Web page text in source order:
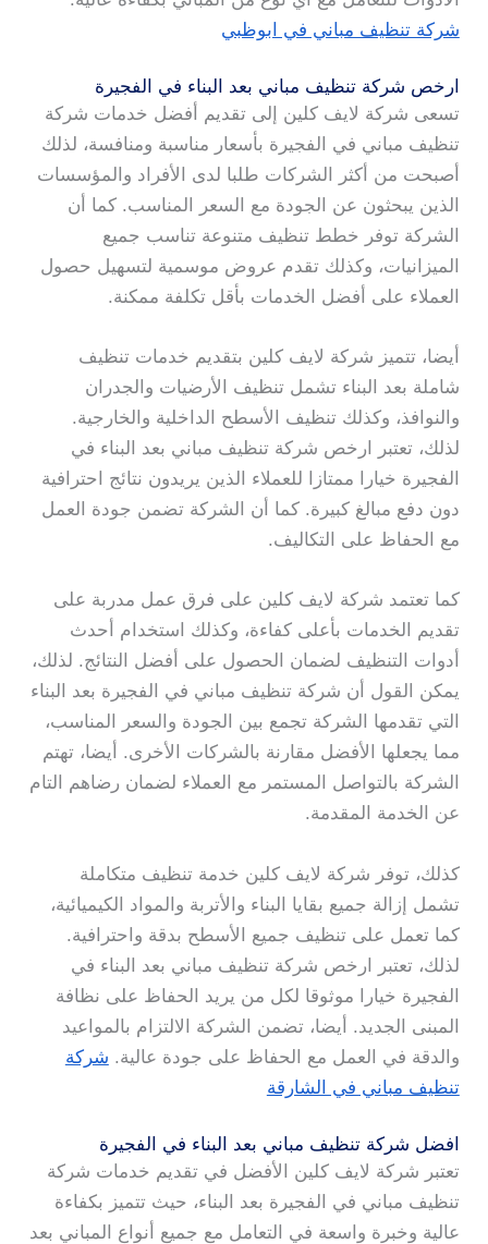
شركة تنظيف مباني في ابوظبي
ارخص شركة تنظيف مباني بعد البناء في الفجيرة
تسعى شركة لايف كلين إلى تقديم أفضل خدمات شركة
تنظيف مباني في الفجيرة بأسعار مناسبة ومنافسة، لذلك
أصبحت من أكثر الشركات طلبا لدى الأفراد والمؤسسات
الذين يبحثون عن الجودة مع السعر المناسب. كما أن
الشركة توفر خطط تنظيف متنوعة تناسب جميع
الميزانيات، وكذلك تقدم عروض موسمية لتسهيل حصول
العملاء على أفضل الخدمات بأقل تكلفة ممكنة.
أيضا، تتميز شركة لايف كلين بتقديم خدمات تنظيف
شاملة بعد البناء تشمل تنظيف الأرضيات والجدران
والنوافذ، وكذلك تنظيف الأسطح الداخلية والخارجية.
لذلك، تعتبر ارخص شركة تنظيف مباني بعد البناء في
الفجيرة خيارا ممتازا للعملاء الذين يريدون نتائج احترافية
دون دفع مبالغ كبيرة. كما أن الشركة تضمن جودة العمل
مع الحفاظ على التكاليف.
كما تعتمد شركة لايف كلين على فرق عمل مدربة على
تقديم الخدمات بأعلى كفاءة، وكذلك استخدام أحدث
أدوات التنظيف لضمان الحصول على أفضل النتائج. لذلك،
يمكن القول أن شركة تنظيف مباني في الفجيرة بعد البناء
التي تقدمها الشركة تجمع بين الجودة والسعر المناسب،
مما يجعلها الأفضل مقارنة بالشركات الأخرى. أيضا، تهتم
الشركة بالتواصل المستمر مع العملاء لضمان رضاهم التام
عن الخدمة المقدمة.
كذلك، توفر شركة لايف كلين خدمة تنظيف متكاملة
تشمل إزالة جميع بقايا البناء والأتربة والمواد الكيميائية،
كما تعمل على تنظيف جميع الأسطح بدقة واحترافية.
لذلك، تعتبر ارخص شركة تنظيف مباني بعد البناء في
الفجيرة خيارا موثوقا لكل من يريد الحفاظ على نظافة
المبنى الجديد. أيضا، تضمن الشركة الالتزام بالمواعيد
والدقة في العمل مع الحفاظ على جودة عالية. شركة
تنظيف مباني في الشارقة
افضل شركة تنظيف مباني بعد البناء في الفجيرة
تعتبر شركة لايف كلين الأفضل في تقديم خدمات شركة
تنظيف مباني في الفجيرة بعد البناء، حيث تتميز بكفاءة
عالية وخبرة واسعة في التعامل مع جميع أنواع المباني بعد